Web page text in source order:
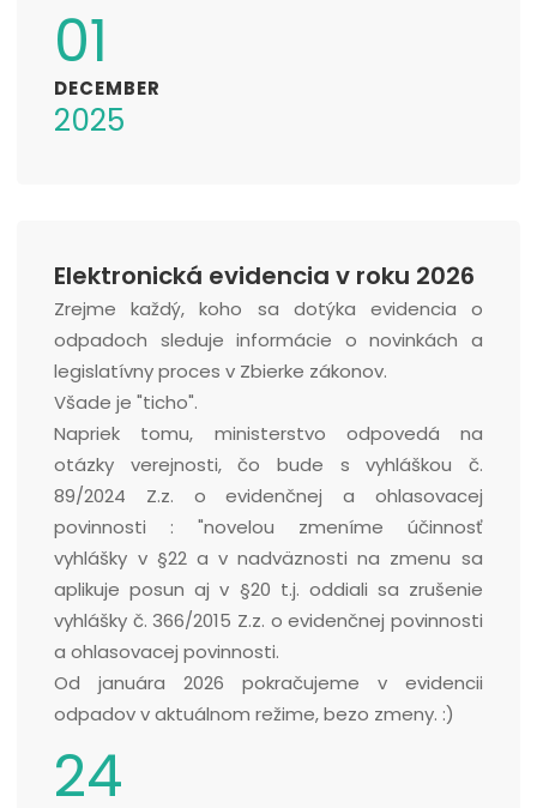
01
DECEMBER
2025
Elektronická evidencia v roku 2026
Zrejme každý, koho sa dotýka evidencia o
odpadoch sleduje informácie o novinkách a
legislatívny proces v Zbierke zákonov.
Všade je "ticho".
Napriek tomu, ministerstvo odpovedá na
otázky verejnosti, čo bude s vyhláškou č.
89/2024 Z.z. o evidenčnej a ohlasovacej
povinnosti : "novelou zmeníme účinnosť
vyhlášky v §22 a v nadväznosti na zmenu sa
aplikuje posun aj v §20 t.j. oddiali sa zrušenie
vyhlášky č. 366/2015 Z.z. o evidenčnej povinnosti
a ohlasovacej povinnosti.
Od januára 2026 pokračujeme v evidencii
odpadov v aktuálnom režime, bezo zmeny. :)
24